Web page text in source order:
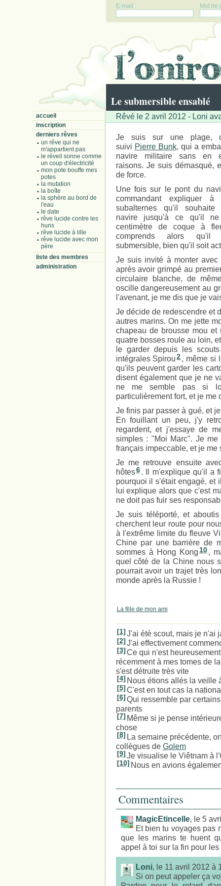
E-mail : Mot de
Le submersible ensablé
accueil
inscription
derniers rêves
un rêve qui ne
m'appartient pas
le réveil sonne comme
un coup d'électricité
mon pote bouffe mes
potes
la mutation
la boîte
la sphère au bord de
l'eau
le date
rêve lucide contre les
huns
rêve lucide à lille
rêve lucide avec mon
père
liste des membres
administration
Rêvé le 2 avril 2012 - Loni
Je suis sur une plage,
suivi Pierre Bunk, qui a
navire militaire sans en
raisons. Je suis démasqué,
de force.
Une fois sur le pont du
commandant expliquer
subalternes qu'il souhaite
navire jusqu'à ce qu'il
centimètre de coque à
comprends alors qu'il
submersible, bien qu'il soit
Je suis invité à monter
après avoir grimpé au
circulaire blanche, de
oscille dangereusement au
l'avenant, je me dis que je
Je décide de redescendre et
autres marins. On me jette
chapeau de brousse mou
quatre bosses roule au loin,
le garder depuis les scouts
intégrales Spirou 2 , même si
qu'ils peuvent garder les
disent également que je ne
ne me semble pas si
particulièrement fort, et je me
Je finis par passer à gué, et
En fouillant un peu, j'y
regardent, et j'essaye de
simples : "Moi Marc". Je
français impeccable, et je me
Je me retrouve ensuite
hôtes6 . Il m'explique qu'il a
pourquoi il s'était engagé, et
lui explique alors que c'est
ne doit pas fuir ses
Je suis téléporté, et
cherchent leur route pour
à l'extrême limite du fleuve
Chine par une barrière de
sommes à Hong Kong 10 ,
quel côté de la Chine nous
pourrait avoir un trajet très
monde après la Russie !
La fille de mon ami
[1] J'ai été scout, mais je n'ai
[2] J'ai effectivement
[3] Ce qui n'est
récemment à mes tomes de
s'est détruite très vite
[4] Nous étions allés la veille
[5] C'est en tout cas la
[6] Qui ressemble par
parents
[7] Même si je pense
chose
[8] La semaine précédente,
collègues de Golem
[9] Je visualise le Viêtnam à
[10] Nous en avions
Commentaires
MagicEtincelle, le 5
Et bien tu voyages pas
que les marins te huent
appel à toi sur la fin pour
Loni, le 11 avril 2012 à
Si on peut appeler ça